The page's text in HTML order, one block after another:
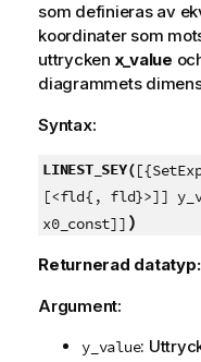
som definieras av
koordinater som
uttrycken x_value
diagrammets
Syntax:
LINEST_SEY(
[<fld{, fld}>]]
x0_const]] )
Returnerad datatyp:
Argument:
y_value: